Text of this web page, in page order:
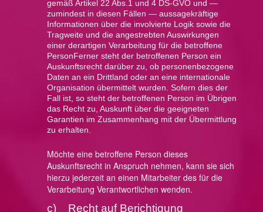
gemäß Artikel 22 Abs.1 und 4 DS-GVO und —
zumindest in diesen Fällen — aussagekräftige
Informationen über die involvierte Logik sowie die
Tragweite und die angestrebten Auswirkungen
einer derartigen Verarbeitung für die betroffene
PersonFerner steht der betroffenen Person ein
Auskunftsrecht darüber zu, ob personenbezogene
Daten an ein Drittland oder an eine internationale
Organisation übermittelt wurden. Sofern dies der
Fall ist, so steht der betroffenen Person im Übrigen
das Recht zu, Auskunft über die geeigneten
Garantien im Zusammenhang mit der Übermittlung
zu erhalten.
Möchte eine betroffene Person dieses
Auskunftsrecht in Anspruch nehmen, kann sie sich
hierzu jederzeit an einen Mitarbeiter des für die
Verarbeitung Verantwortlichen wenden.
c) Recht auf Berichtigung